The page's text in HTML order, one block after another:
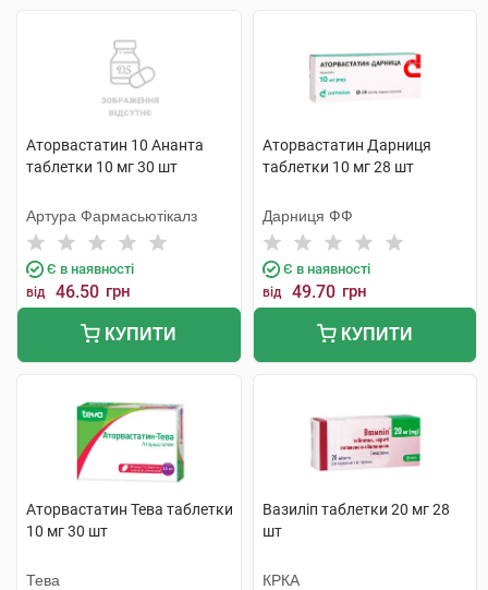
Аторвастатин 10 Ананта
таблетки 10 мг 30 шт
Артура Фармасьютікалз
Є в наявності
від 46.50 грн
КУПИТИ
Аторвастатин Дарниця
таблетки 10 мг 28 шт
Дарниця ФФ
Є в наявності
від 49.70 грн
КУПИТИ
Аторвастатин Тева таблетки
10 мг 30 шт
Тева
Вазиліп таблетки 20 мг 28
шт
КРКА